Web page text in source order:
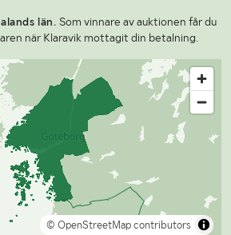
län. Som vinnare av auktionen får du
när Klaravik mottagit din betalning.
© OpenStreetMap contributors